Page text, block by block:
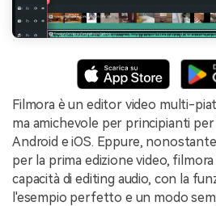
Filmora è un editor video multi-
ma amichevole per principianti per
Android e iOS. Eppure,
per la prima edizione video,
capacità di editing audio, con la
l'esempio perfetto e un modo